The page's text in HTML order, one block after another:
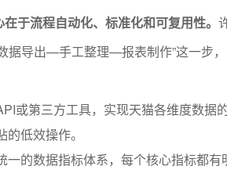
于流程自动化、标准化和可复用性。
据导出—手工整理—报表制作”这一步
或第三方工具，实现天猫各维度数据
低效操作。
一的数据指标体系，每个核心指标都